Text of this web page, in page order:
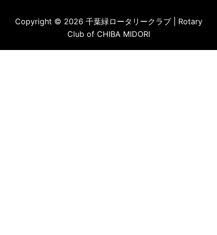
Copyright © 2026 千葉緑ロータリークラブ | Rotary
Club of CHIBA MIDORI